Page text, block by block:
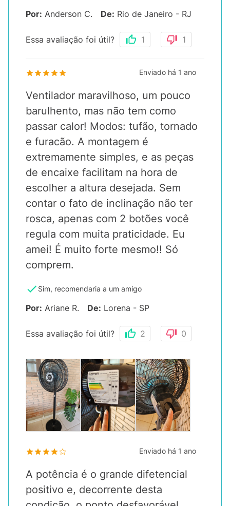
Por: Anderson C. De: Rio de Janeiro - RJ
Essa avaliação foi útil? 1 1
Enviado há 1 ano
Ventilador maravilhoso, um pouco
barulhento, mas não tem como
passar calor! Modos: tufão, tornado
e furacão. A montagem é
extremamente simples, e as peças
de encaixe facilitam na hora de
escolher a altura desejada. Sem
contar o fato de inclinação não ter
rosca, apenas com 2 botões você
regula com muita praticidade. Eu
amei! É muito forte mesmo!! Só
comprem.
Sim, recomendaria a um amigo
Por: Ariane R. De: Lorena - SP
Essa avaliação foi útil? 2 0
Enviado há 1 ano
A potência é o grande difetencial
positivo e, decorrente desta